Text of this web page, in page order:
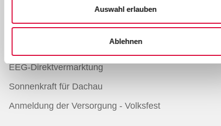
Auswahl erlauben
Ablehnen
Grundversorgung
EEG-Direktvermarktung
Sonnenkraft für Dachau
Anmeldung der Versorgung - Volksfest